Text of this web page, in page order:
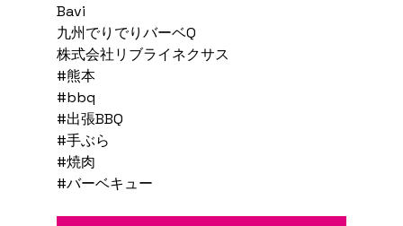
Bavi
九州でりでりバーベQ
株式会社リブライネクサス
#熊本
#bbq
#出張BBQ
#手ぶら
#焼肉
#バーベキュー